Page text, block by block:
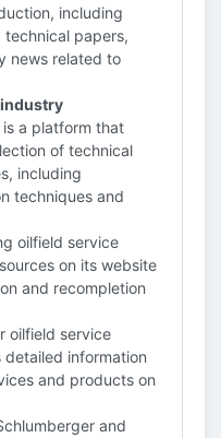
including
technical papers,
news related to
industry
is a platform that
of technical
including
techniques and
oilfield service
on its website
and recompletion
oilfield service
detailed information
and products on
and